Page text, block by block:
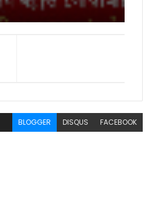
BLOGGER DISQUS FACEBOOK